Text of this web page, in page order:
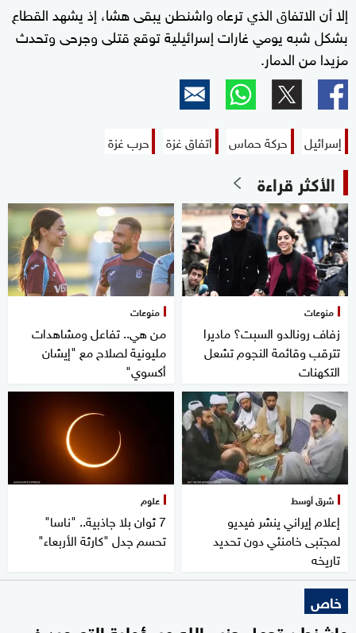
إلا أن الاتفاق الذي ترعاه واشنطن يبقى هشا، إذ يشهد القطاع
بشكل شبه يومي غارات إسرائيلية توقع قتلى وجرحى وتحدث
مزيدا من الدمار.
إسرائيل حركة حماس اتفاق غزة حرب غزة
الأكثر قراءة
منوعات
زفاف رونالدو السبت؟ ماديرا
تترقب وقائمة النجوم تشعل
التكهنات
منوعات
من هي.. تفاعل ومشاهدات
مليونية لصلاح مع "إيشان
أكسوي"
شرق أوسط
إعلام إيراني ينشر فيديو
لمجتبى خامنئي دون تحديد
تاريخه
علوم
7 ثوان بلا جاذبية.. "ناسا"
تحسم جدل "كارثة الأربعاء"
خاص